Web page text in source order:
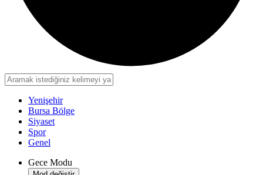
Yenişehir
Bursa Bölge
Siyaset
Spor
Genel
Gece Modu